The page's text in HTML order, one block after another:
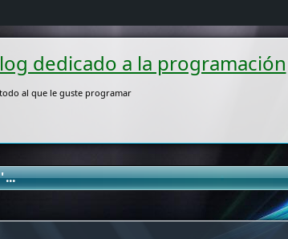
dedicado a la programación
al que le guste programar
...